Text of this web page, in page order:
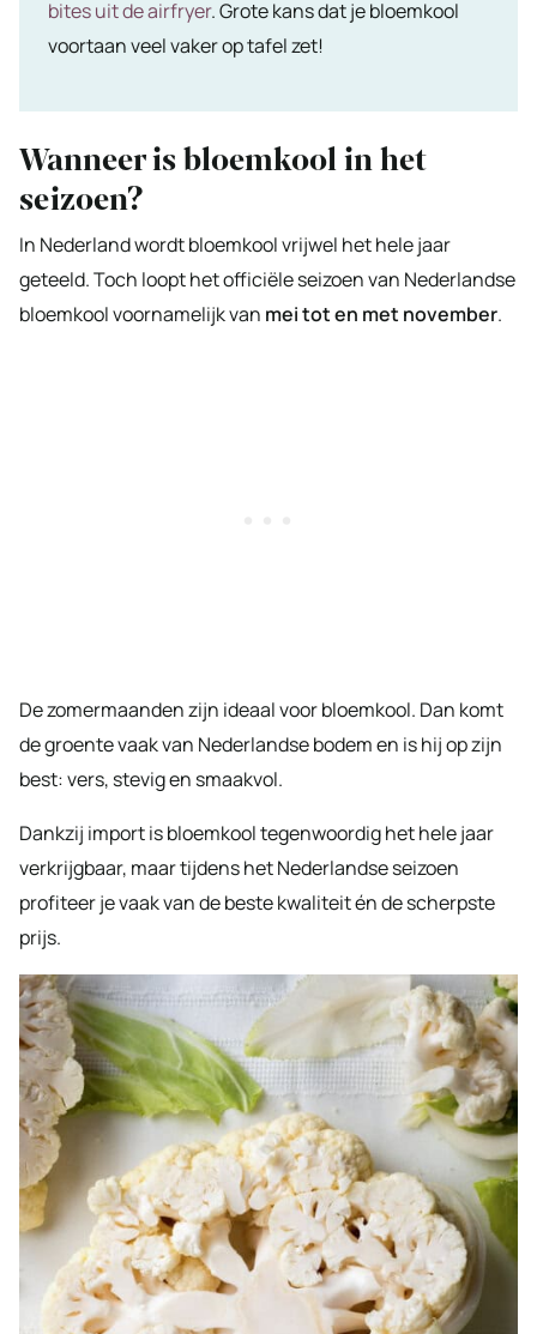
bites uit de airfryer. Grote kans dat je bloemkool
voortaan veel vaker op tafel zet!
Wanneer is bloemkool in het
seizoen?
In Nederland wordt bloemkool vrijwel het hele jaar
geteeld. Toch loopt het officiële seizoen van Nederlandse
bloemkool voornamelijk van mei tot en met november.
De zomermaanden zijn ideaal voor bloemkool. Dan komt
de groente vaak van Nederlandse bodem en is hij op zijn
best: vers, stevig en smaakvol.
Dankzij import is bloemkool tegenwoordig het hele jaar
verkrijgbaar, maar tijdens het Nederlandse seizoen
profiteer je vaak van de beste kwaliteit én de scherpste
prijs.